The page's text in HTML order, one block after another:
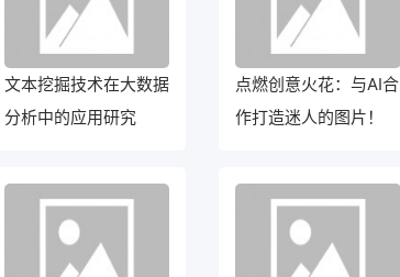
文本挖掘技术在大数据
分析中的应用研究
点燃创意火花：与AI合
作打造迷人的图片！